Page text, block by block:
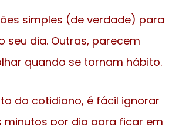
simples (de verdade) para
seu dia. Outras, parecem
quando se tornam hábito.
do cotidiano, é fácil ignorar
minutos por dia para ficar em